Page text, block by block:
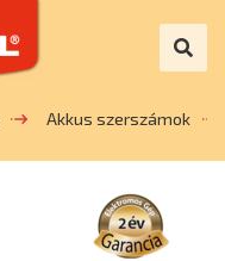
Akkus szerszámok